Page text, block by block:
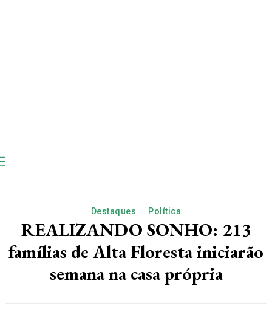
Destaques Política
REALIZANDO SONHO: 213
famílias de Alta Floresta iniciarão
semana na casa própria